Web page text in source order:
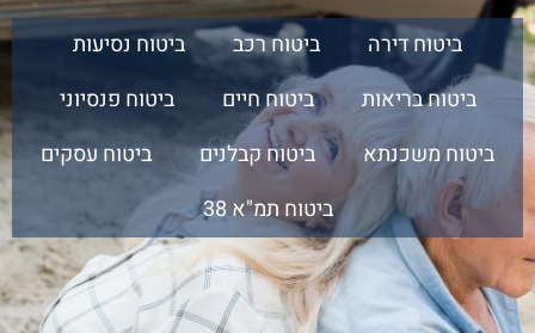
ביטוח דירה ביטוח רכב
ביטוח נסיעות
ביטוח בריאות
ביטוח חיים
ביטוח פנסיוני
ביטוח משכנתא
ביטוח קבלנים
ביטוח עסקים
ביטוח תמ"א 38